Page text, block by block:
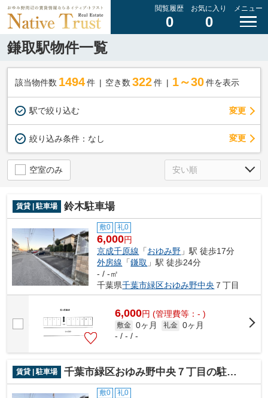
閲覧履歴
0
お気に入り
0
メニュー
鎌取駅物件一覧
該当物件数 1494件 空き数 322 件 1～30 件を表示
駅で絞り込む 変更
絞り込み条件： なし 変更
空室のみ
賃貸 | 駐車場 鈴木駐車場
敷0 礼0
6,000円
京成千原線 「おゆみ野 」駅 徒歩17分
外房線 「鎌取 」駅 徒歩24分
- / -㎡
千葉県千葉市緑区おゆみ野中央 ７丁目
6,000円 (管理費等：- )
敷金 0ヶ月 礼金 0ヶ月
- / - / -
賃貸 | 駐車場 千葉市緑区おゆみ野中央７丁目の駐車場
敷0 礼0